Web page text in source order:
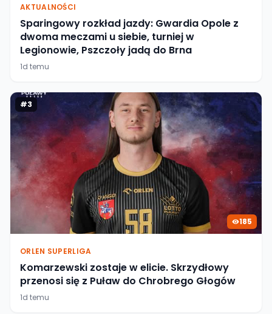
AKTUALNOŚCI
Sparingowy rozkład jazdy: Gwardia Opole z
dwoma meczami u siebie, turniej w
Legionowie, Pszczoły jadą do Brna
1d temu
#3
185
ORLEN SUPERLIGA
Komarzewski zostaje w elicie. Skrzydłowy
przenosi się z Puław do Chrobrego Głogów
1d temu